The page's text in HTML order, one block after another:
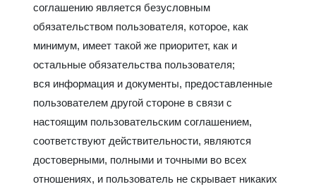
соглашению является безусловным
обязательством пользователя, которое, как
минимум, имеет такой же приоритет, как и
остальные обязательства пользователя;
вся информация и документы, предоставленные
пользователем другой стороне в связи с
настоящим пользовательским соглашением,
соответствуют действительности, являются
достоверными, полными и точными во всех
отношениях, и пользователь не скрывает никаких